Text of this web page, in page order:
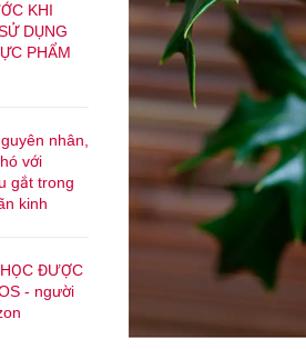
KHI
DỤNG
PHẨM
nhân,
với
gắt trong
kinh
ĐƯỢC
- người